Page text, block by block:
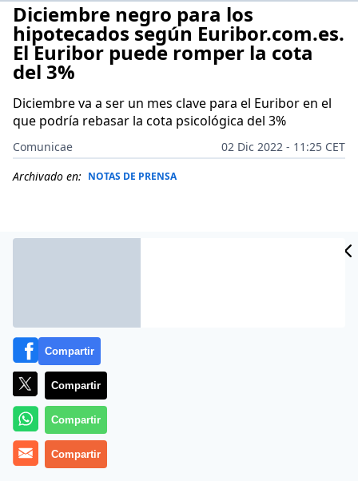
Diciembre negro para los
hipotecados según Euribor.com.es.
El Euribor puede romper la cota
del 3%
Diciembre va a ser un mes clave para el Euribor en el
que podría rebasar la cota psicológica del 3%
Comunicae
02 Dic 2022 - 11:25 CET
Archivado en: NOTAS DE PRENSA
Diciembre va a continuar con la tendencia alcista en la
que está instalado el Euribor desde comienzos de año
y muy probablemente veamos al indicador superar el
Compartir
Compartir
Compartir
Compartir